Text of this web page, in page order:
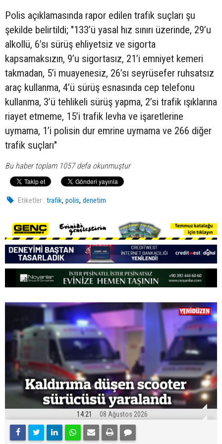
Polis açıklamasında rapor edilen trafik suçları şu
şekilde belirtildi; "133’ü yasal hız sınırı üzerinde, 29’u
alkollü, 6’sı sürüş ehliyetsiz ve sigorta
kapsamaksızın, 9’u sigortasız, 21’i emniyet kemeri
takmadan, 5’i muayenesiz, 26’sı seyrüsefer ruhsatsız
araç kullanma, 4’ü sürüş esnasında cep telefonu
kullanma, 3’ü tehlikeli sürüş yapma, 2’si trafik ışıklarına
riayet etmeme, 15’i trafik levha ve işaretlerine
uymama, 1’i polisin dur emrine uymama ve 266 diğer
trafik suçları"
Bu haber toplam 1057 defa okunmuştur
Etiketler : trafik,polis,denetim
14:21 08 Ağustos 2026